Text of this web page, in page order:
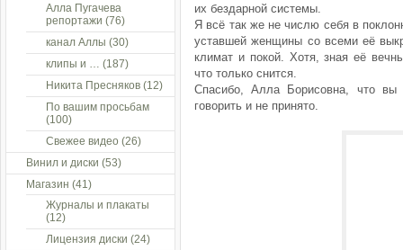
их бездарной системы.
Я всё так же не числю себя в
уставшей женщины со всеми её
климат и покой. Хотя, зная её
что только снится.
Спасибо, Алла Борисовна, что
говорить и не принято.
Алла Пугачева
репортажи (76)
канал Аллы (30)
клипы и … (187)
Никита Пресняков (12)
По вашим просьбам
(100)
Свежее видео (26)
Винил и диски (53)
Магазин (41)
Журналы и плакаты
(12)
Лицензия диски (24)